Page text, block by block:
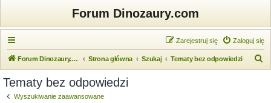
Forum Dinozaury.com
Zaloguj się
Zarejestruj się
Forum Dinozaury.com Strona główna Szukaj Tematy bez odpowiedzi
Tematy bez odpowiedzi
Wyszukiwanie zaawansowane